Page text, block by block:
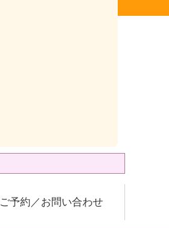
ご予約／お問い合わせ